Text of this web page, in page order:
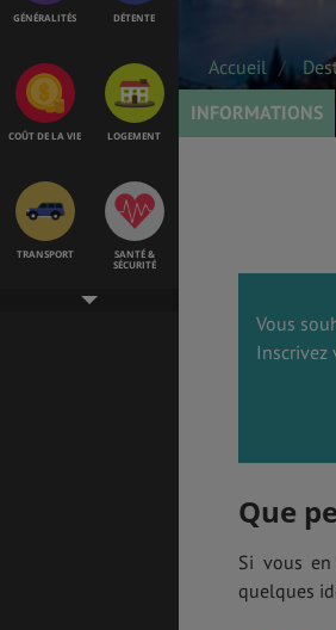
GÉNÉRALITÉS DÉTENTE
COÛT DE LA VIE LOGEMENT
TRANSPORT
SANTÉ &
SÉCURITÉ
Accueil
INFORMATIONS
Vous
Inscrivez
Que
Si vous
quelques